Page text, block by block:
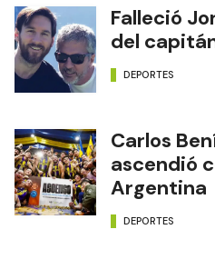
Falleció
del
DEPORTES
Carlos
ascendió
Argentina
DEPORTES